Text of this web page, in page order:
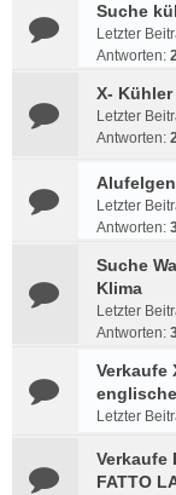
Suche
Letzter
Antworten:
X-
Letzter
Antworten:
Alufelgen
Letzter
Antworten:
Suche
Klima
Letzter
Antworten:
Verkaufe
Letzter
Verkaufe
FATTO